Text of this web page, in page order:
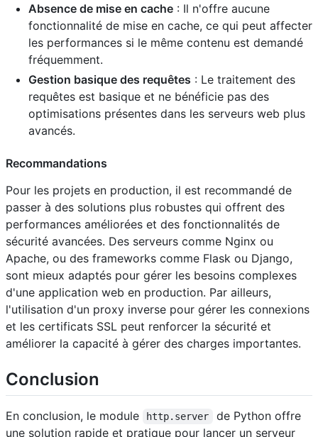
Absence de mise en cache : Il n'offre aucune
fonctionnalité de mise en cache, ce qui peut affecter
les performances si le même contenu est demandé
fréquemment.
Gestion basique des requêtes : Le traitement des
requêtes est basique et ne bénéficie pas des
optimisations présentes dans les serveurs web plus
avancés.
Recommandations
Pour les projets en production, il est recommandé de
passer à des solutions plus robustes qui offrent des
performances améliorées et des fonctionnalités de
sécurité avancées. Des serveurs comme Nginx ou
Apache, ou des frameworks comme Flask ou Django,
sont mieux adaptés pour gérer les besoins complexes
d'une application web en production. Par ailleurs,
l'utilisation d'un proxy inverse pour gérer les connexions
et les certificats SSL peut renforcer la sécurité et
améliorer la capacité à gérer des charges importantes.
Conclusion
En conclusion, le module http.server
de Python offre
une solution rapide et pratique pour lancer un serveur